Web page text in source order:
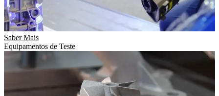
Saber Mais
Equipamentos de Teste